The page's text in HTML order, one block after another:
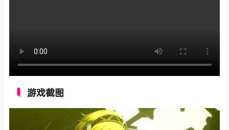
游戏截图